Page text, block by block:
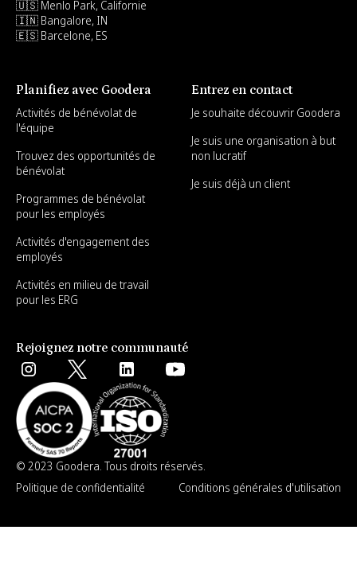
🇺🇸 Menlo Park, Californie
🇮🇳 Bangalore, IN
🇪🇸 Barcelone, ES
Planifiez avec Goodera
Activités de bénévolat de
l'équipe
Trouvez des opportunités de
bénévolat
Programmes de bénévolat
pour les employés
Activités d'engagement des
employés
Activités en milieu de travail
pour les ERG
Entrez en contact
Je souhaite découvrir Goodera
Je suis une organisation à but
non lucratif
Je suis déjà un client
Rejoignez notre communauté
© 2023 Goodera. Tous droits réservés.
Politique de confidentialité
Conditions générales d'utilisation